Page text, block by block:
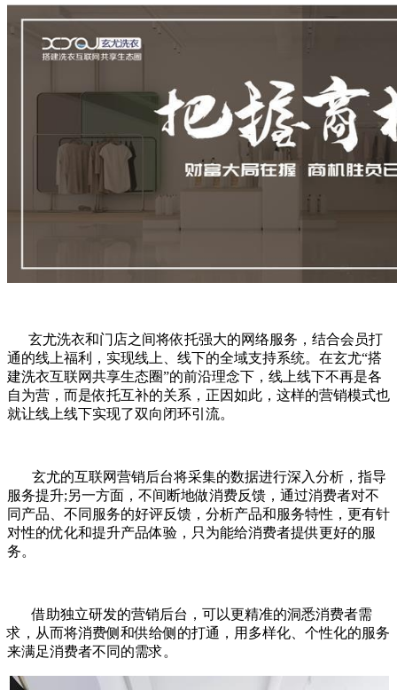
玄尤洗衣和门店之间将依托强大的网络服务，结合会员打
通的线上福利，实现线上、线下的全域支持系统。在玄尤“搭
建洗衣互联网共享生态圈”的前沿理念下，线上线下不再是各
自为营，而是依托互补的关系，正因如此，这样的营销模式也
就让线上线下实现了双向闭环引流。
玄尤的互联网营销后台将采集的数据进行深入分析，指导
服务提升;另一方面，不间断地做消费反馈，通过消费者对不
同产品、不同服务的好评反馈，分析产品和服务特性，更有针
对性的优化和提升产品体验，只为能给消费者提供更好的服
务。
借助独立研发的营销后台，可以更精准的洞悉消费者需
求，从而将消费侧和供给侧的打通，用多样化、个性化的服务
来满足消费者不同的需求。